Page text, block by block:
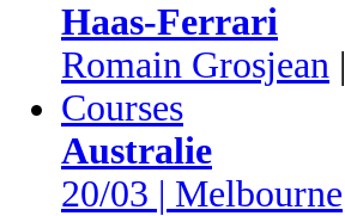
Haas-Ferrari
Romain Grosjean |
Courses
Australie
20/03 | Melbourne